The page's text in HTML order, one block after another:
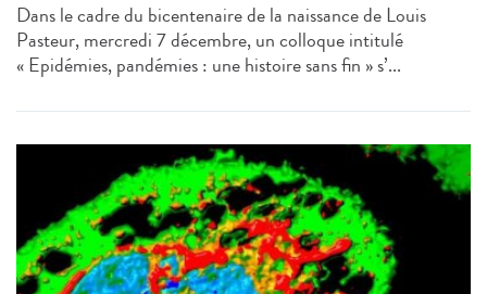
Dans le cadre du bicentenaire de la naissance de Louis
Pasteur, mercredi 7 décembre, un colloque intitulé
« Epidémies, pandémies : une histoire sans fin » s’...